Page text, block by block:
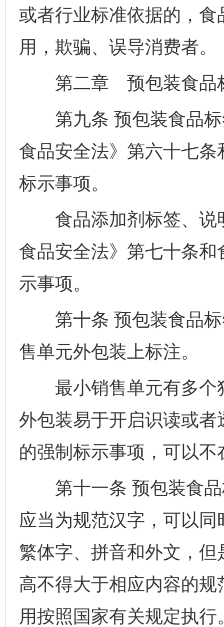
或者行业标准依据的，
用，欺骗、误导消费者。
第二章 预包装食品
第九条 预包装食品标
食品安全法》第六十七
标示事项。
食品添加剂标签、说
食品安全法》第七十条
示事项。
第十条 预包装食品标
售单元外包装上标注。
最小销售单元有多个
外包装易于开启识读或
的强制标示事项，可以
第十一条 预包装食品
应当为规范汉字，可以
繁体字、拼音和外文，
高不得大于相应内容的
用按照国家有关规定执行